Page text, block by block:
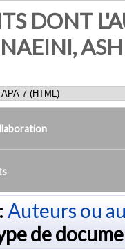
DONT
Auteurs ou
de